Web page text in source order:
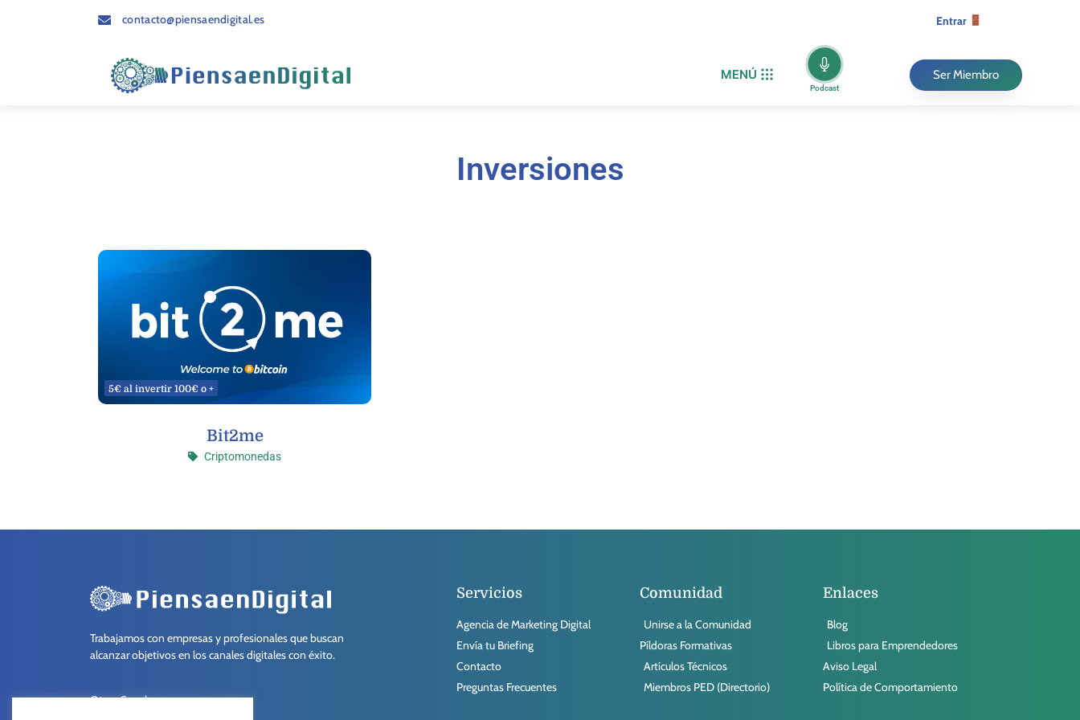
contacto@piensaendigital.es Entrar
MENÚ
Podcast
Ser Miembro
Inversiones
5€ al invertir 100€ o +
Bit2me
Criptomonedas
Trabajamos con empresas y profesionales que buscan
alcanzar objetivos en los canales digitales con éxito.
Otros Canales:
Servicios
Agencia de Marketing Digital
Envía tu Briefing
Contacto
Preguntas Frecuentes
Comunidad
Unirse a la Comunidad
Píldoras Formativas
Artículos Técnicos
Miembros PED (Directorio)
Enlaces
Blog
Libros para Emprendedores
Aviso Legal
Política de Comportamiento